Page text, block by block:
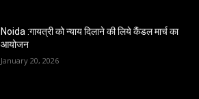
Noida :गायत्री को न्याय दिलाने की लिये कैंडल मार्च का
आयोजन
January 20, 2026